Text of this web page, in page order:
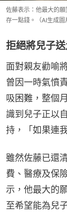
佐藤表示：他最大的
存一點錢。（AI生成圖
拒絕將兒子
面對親友勸喻
曾因一時氣憤
吸困難，整個
識到兒子正以
持，「如果連
雖然佐藤已還
費、醫療及保
示，他最大的
至希望能為兒